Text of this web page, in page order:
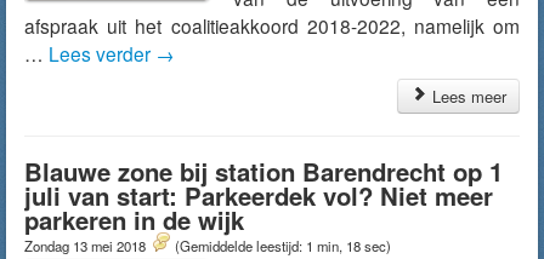
afspraak uit het coalitieakkoord 2018-2022, namelijk om
… Lees verder →
Lees meer
Blauwe zone bij station Barendrecht op 1
juli van start: Parkeerdek vol? Niet meer
parkeren in de wijk
Zondag 13 mei 2018 (Gemiddelde leestijd: 1 min, 18 sec)